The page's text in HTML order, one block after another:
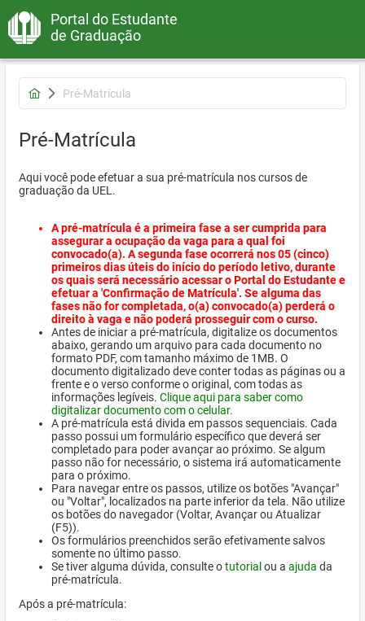
Portal do Estudante
de Graduação
Pré-Matrícula
Pré-Matrícula
Aqui você pode efetuar a sua pré-matrícula nos cursos de
graduação da UEL.
A pré-matrícula é a primeira fase a ser cumprida para
assegurar a ocupação da vaga para a qual foi
convocado(a). A segunda fase ocorrerá nos 05 (cinco)
primeiros dias úteis do início do período letivo, durante
os quais será necessário acessar o Portal do Estudante e
efetuar a 'Confirmação de Matrícula'. Se alguma das
fases não for completada, o(a) convocado(a) perderá o
direito à vaga e não poderá prosseguir com o curso.
Antes de iniciar a pré-matrícula, digitalize os documentos
abaixo, gerando um arquivo para cada documento no
formato PDF, com tamanho máximo de 1MB. O
documento digitalizado deve conter todas as páginas ou a
frente e o verso conforme o original, com todas as
informações legíveis. Clique aqui para saber como
digitalizar documento com o celular.
A pré-matrícula está divida em passos sequenciais. Cada
passo possui um formulário específico que deverá ser
completado para poder avançar ao próximo. Se algum
passo não for necessário, o sistema irá automaticamente
para o próximo.
Para navegar entre os passos, utilize os botões "Avançar"
ou "Voltar", localizados na parte inferior da tela. Não utilize
os botões do navegador (Voltar, Avançar ou Atualizar
(F5)).
Os formulários preenchidos serão efetivamente salvos
somente no último passo.
Se tiver alguma dúvida, consulte otutorial ou a ajuda da
pré-matrícula.
Após a pré-matrícula: